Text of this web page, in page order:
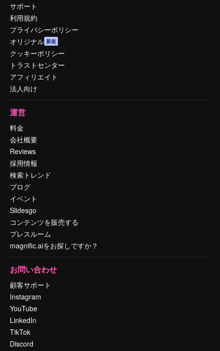
サポート
利用規約
プライバシーポリシー
オリジナル 新規
クッキーポリシー
トラストセンター
アフィリエイト
法人向け
運営
料金
会社概要
Reviews
採用情報
検索トレンド
ブログ
イベント
Slidesgo
コンテンツを販売する
プレスルーム
magnific.aiをお探しですか？
お問い合わせ
顧客サポート
Instagram
YouTube
LinkedIn
TikTok
Discord